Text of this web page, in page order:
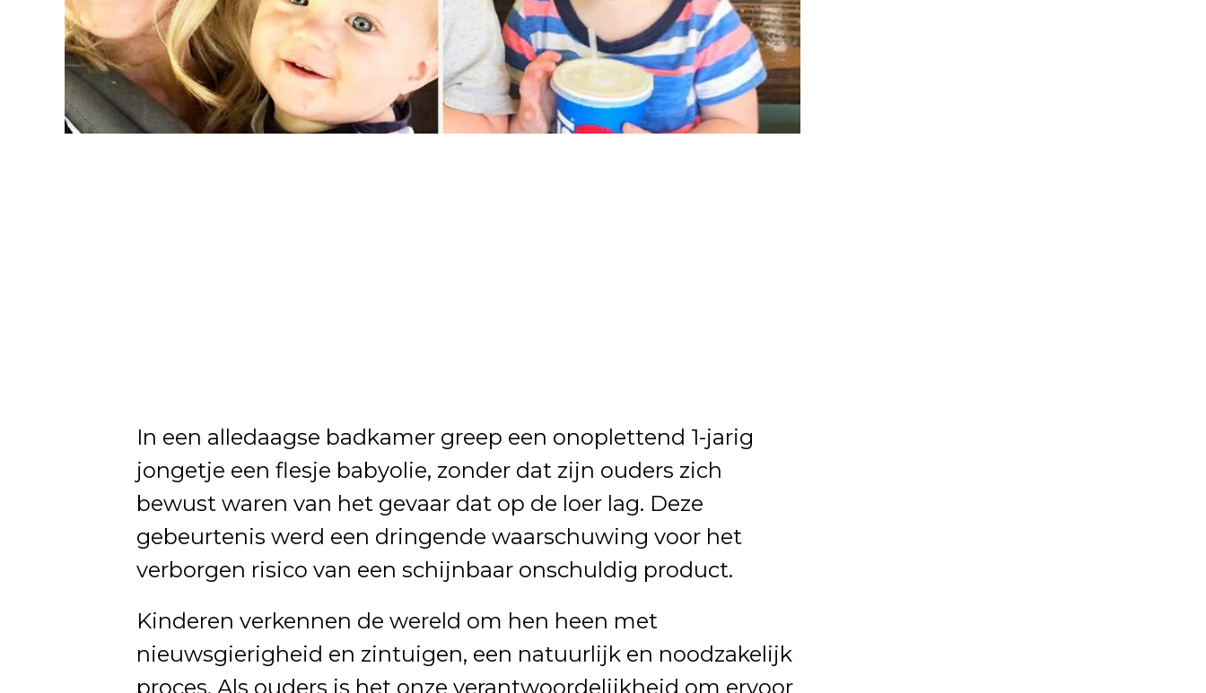
In een alledaagse badkamer greep een onoplettend 1-jarig
jongetje een flesje babyolie, zonder dat zijn ouders zich
bewust waren van het gevaar dat op de loer lag. Deze
gebeurtenis werd een dringende waarschuwing voor het
verborgen risico van een schijnbaar onschuldig product.
Kinderen verkennen de wereld om hen heen met
nieuwsgierigheid en zintuigen, een natuurlijk en noodzakelijk
proces. Als ouders is het onze verantwoordelijkheid om ervoor